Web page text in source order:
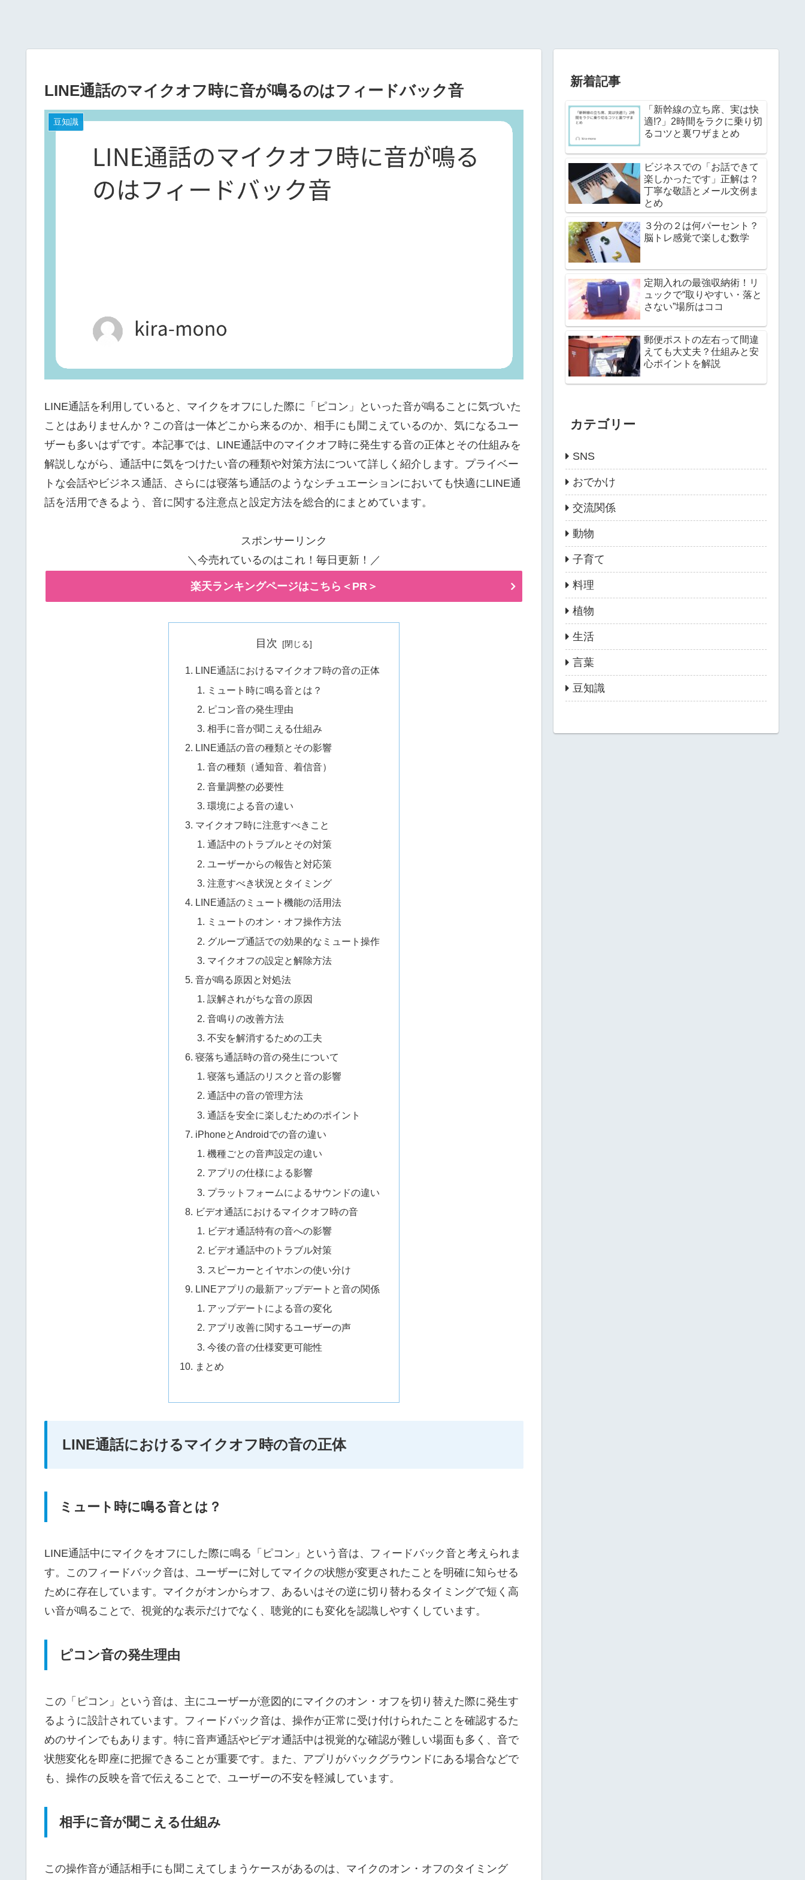
LINE通話のマイクオフ時に音が鳴るのはフィードバック音
豆知識
LINE通話を利用していると、マイクをオフにした際に「ピコン」といった音が鳴ることに気づいた
ことはありませんか？この音は一体どこから来るのか、相手にも聞こえているのか、気になるユー
ザーも多いはずです。本記事では、LINE通話中のマイクオフ時に発生する音の正体とその仕組みを
解説しながら、通話中に気をつけたい音の種類や対策方法について詳しく紹介します。プライベー
トな会話やビジネス通話、さらには寝落ち通話のようなシチュエーションにおいても快適にLINE通
話を活用できるよう、音に関する注意点と設定方法を総合的にまとめています。
スポンサーリンク
＼今売れているのはこれ！毎日更新！／
楽天ランキングページはこちら＜PR＞
目次
LINE通話におけるマイクオフ時の音の正体
ミュート時に鳴る音とは？
ピコン音の発生理由
相手に音が聞こえる仕組み
LINE通話の音の種類とその影響
音の種類（通知音、着信音）
音量調整の必要性
環境による音の違い
マイクオフ時に注意すべきこと
通話中のトラブルとその対策
ユーザーからの報告と対応策
注意すべき状況とタイミング
LINE通話のミュート機能の活用法
ミュートのオン・オフ操作方法
グループ通話での効果的なミュート操作
マイクオフの設定と解除方法
音が鳴る原因と対処法
誤解されがちな音の原因
音鳴りの改善方法
不安を解消するための工夫
寝落ち通話時の音の発生について
寝落ち通話のリスクと音の影響
通話中の音の管理方法
通話を安全に楽しむためのポイント
iPhoneとAndroidでの音の違い
機種ごとの音声設定の違い
アプリの仕様による影響
プラットフォームによるサウンドの違い
ビデオ通話におけるマイクオフ時の音
ビデオ通話特有の音への影響
ビデオ通話中のトラブル対策
スピーカーとイヤホンの使い分け
LINEアプリの最新アップデートと音の関係
アップデートによる音の変化
アプリ改善に関するユーザーの声
今後の音の仕様変更可能性
まとめ
LINE通話におけるマイクオフ時の音の正体
ミュート時に鳴る音とは？
LINE通話中にマイクをオフにした際に鳴る「ピコン」という音は、フィードバック音と考えられま
す。このフィードバック音は、ユーザーに対してマイクの状態が変更されたことを明確に知らせる
ために存在しています。マイクがオンからオフ、あるいはその逆に切り替わるタイミングで短く高
い音が鳴ることで、視覚的な表示だけでなく、聴覚的にも変化を認識しやすくしています。
ピコン音の発生理由
この「ピコン」という音は、主にユーザーが意図的にマイクのオン・オフを切り替えた際に発生す
るように設計されています。フィードバック音は、操作が正常に受け付けられたことを確認するた
めのサインでもあります。特に音声通話やビデオ通話中は視覚的な確認が難しい場面も多く、音で
状態変化を即座に把握できることが重要です。また、アプリがバックグラウンドにある場合などで
も、操作の反映を音で伝えることで、ユーザーの不安を軽減しています。
相手に音が聞こえる仕組み
この操作音が通話相手にも聞こえてしまうケースがあるのは、マイクのオン・オフのタイミング
新着記事
「新幹線の立ち席、実は快
適!?」2時間をラクに乗り切
るコツと裏ワザまとめ
ビジネスでの「お話できて
楽しかったです」正解は？
丁寧な敬語とメール文例ま
とめ
３分の２は何パーセント？
脳トレ感覚で楽しむ数学
定期入れの最強収納術！リ
ュックで“取りやすい・落と
さない”場所はココ
郵便ポストの左右って間違
えても大丈夫？仕組みと安
心ポイントを解説
カテゴリー
SNS
おでかけ
交流関係
動物
子育て
料理
植物
生活
言葉
豆知識